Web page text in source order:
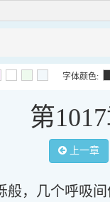
字体颜色:
第
上一章
，几个呼吸